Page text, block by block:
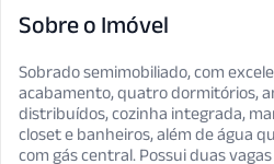
Sobre o Imóvel
Sobrado semimobiliado, com
acabamento, quatro dormitórios,
distribuídos, cozinha integrada,
closet e banheiros, além de água
com gás central. Possui duas